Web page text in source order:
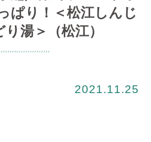
ぱり！＜松江しんじ
湯＞（松江）
2021.11.25